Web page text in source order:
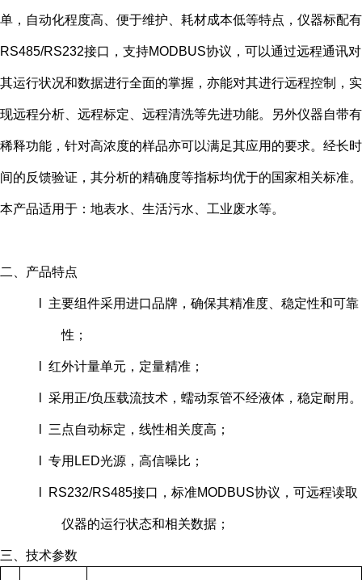
单，自动化程度高、便于维护、耗材成本低等特点，仪器标配有
RS485/RS232接口，支持MODBUS协议，可以通过远程通讯对
其运行状况和数据进行全面的掌握，亦能对其进行远程控制，实
现远程分析、远程标定、远程清洗等先进功能。另外仪器自带有
稀释功能，针对高浓度的样品亦可以满足其应用的要求。经长时
间的反馈验证，其分析的精确度等指标均优于的国家相关标准。
本产品适用于：地表水、生活污水、工业废水等。
二、产品特点
l 主要组件采用进口品牌，确保其精准度、稳定性和可靠
性；
l 红外计量单元，定量精准；
l 采用正/负压载流技术，蠕动泵管不经液体，稳定耐用。
l 三点自动标定，线性相关度高；
l 专用LED光源，高信噪比；
l RS232/RS485接口，标准MODBUS协议，可远程读取
仪器的运行状态和相关数据；
三、技术参数